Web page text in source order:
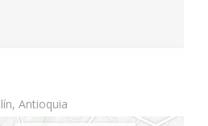
Antioquia